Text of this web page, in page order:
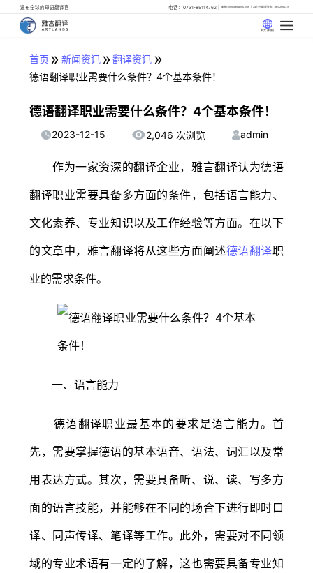
遍布全球的母语翻译官 电话：0731-85114762 邮箱: info@artlangs.com 24小时翻译管家: 18142666316
中文 (中国)
首页 » 新闻资讯» 翻译资讯 »
德语翻译职业需要什么条件？4个基本条件！
德语翻译职业需要什么条件？4个基本条件！
2023-12-15 2,046 次浏览 admin
作为一家资深的翻译企业，雅言翻译认为德语
翻译职业需要具备多方面的条件，包括语言能力、
文化素养、专业知识以及工作经验等方面。在以下
的文章中，雅言翻译将从这些方面阐述德语翻译职
业的需求条件。
一、语言能力
德语翻译职业最基本的要求是语言能力。首
先，需要掌握德语的基本语音、语法、词汇以及常
用表达方式。其次，需要具备听、说、读、写多方
面的语言技能，并能够在不同的场合下进行即时口
译、同声传译、笔译等工作。此外，需要对不同领
域的专业术语有一定的了解，这也需要具备专业知